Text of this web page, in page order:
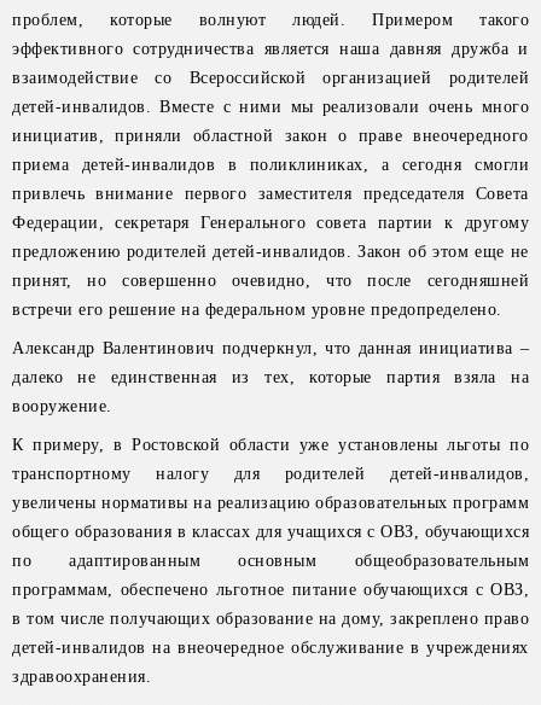
проблем, которые волнуют людей. Примером такого
эффективного сотрудничества является наша давняя дружба и
взаимодействие со Всероссийской организацией родителей
детей-инвалидов. Вместе с ними мы реализовали очень много
инициатив, приняли областной закон о праве внеочередного
приема детей-инвалидов в поликлиниках, а сегодня смогли
привлечь внимание первого заместителя председателя Совета
Федерации, секретаря Генерального совета партии к другому
предложению родителей детей-инвалидов. Закон об этом еще не
принят, но совершенно очевидно, что после сегодняшней
встречи его решение на федеральном уровне предопределено.
Александр Валентинович подчеркнул, что данная инициатива –
далеко не единственная из тех, которые партия взяла на
вооружение.
К примеру, в Ростовской области уже установлены льготы по
транспортному налогу для родителей детей-инвалидов,
увеличены нормативы на реализацию образовательных программ
общего образования в классах для учащихся с ОВЗ, обучающихся
по адаптированным основным общеобразовательным
программам, обеспечено льготное питание обучающихся с ОВЗ,
в том числе получающих образование на дому, закреплено право
детей-инвалидов на внеочередное обслуживание в учреждениях
здравоохранения.